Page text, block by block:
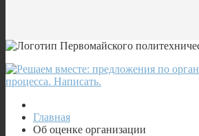
Главная
Об оценке организации